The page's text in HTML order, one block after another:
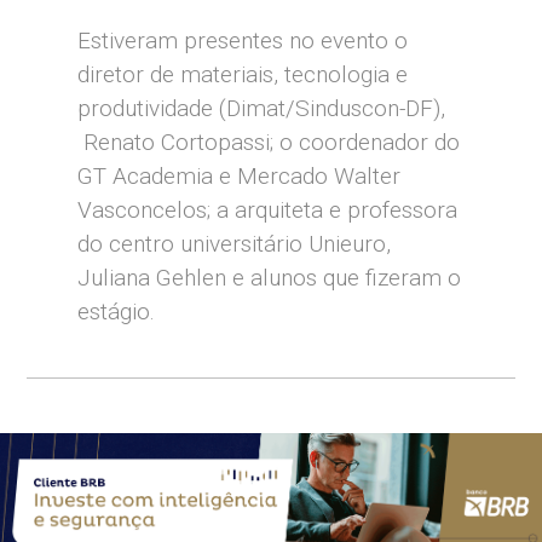
Estiveram presentes no evento o
diretor de materiais, tecnologia e
produtividade (Dimat/Sinduscon-DF),
Renato Cortopassi; o coordenador do
GT Academia e Mercado Walter
Vasconcelos; a arquiteta e professora
do centro universitário Unieuro,
Juliana Gehlen e alunos que fizeram o
estágio.